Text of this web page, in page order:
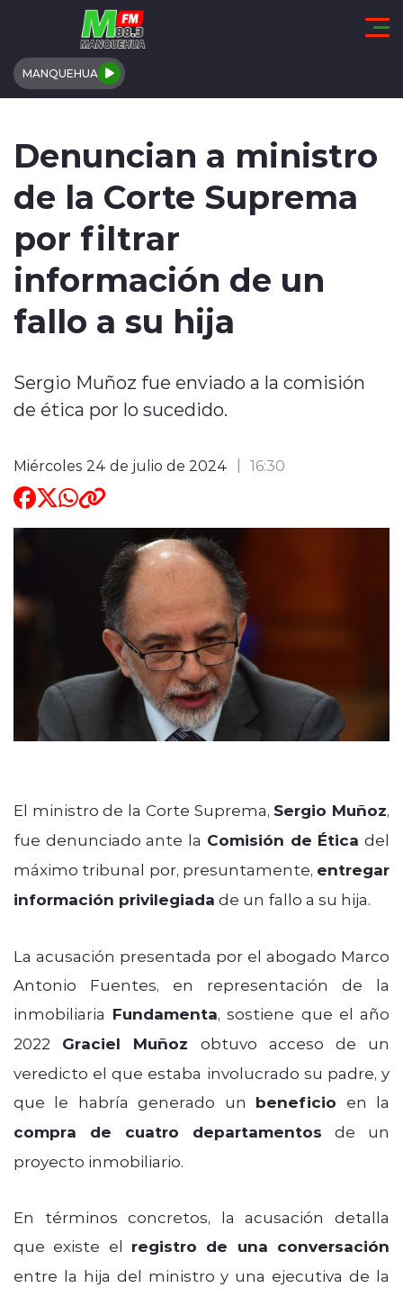
Click acá para ir directamente al contenido
MANQUEHUA
REGIONALES
ACTUALIDAD
TENDENCIAS
INTERNACIONAL
modo claro
Denuncian a ministro
de la Corte Suprema
por filtrar
información de un
fallo a su hija
Sergio Muñoz fue enviado a la comisión
de ética por lo sucedido.
Miércoles 24 de julio de 2024 16:30
El ministro de la Corte Suprema, Sergio Muñoz,
fue denunciado ante la Comisión de Ética del
máximo tribunal por, presuntamente, entregar
información privilegiada de un fallo a su hija.
La acusación presentada por el abogado Marco
Antonio Fuentes, en representación de la
inmobiliaria Fundamenta, sostiene que el año
2022 Graciel Muñoz obtuvo acceso de un
veredicto el que estaba involucrado su padre, y
que le habría generado un beneficio en la
compra de cuatro departamentos de un
proyecto inmobiliario.
En términos concretos, la acusación detalla
que existe el registro de una conversación
entre la hija del ministro y una ejecutiva de la